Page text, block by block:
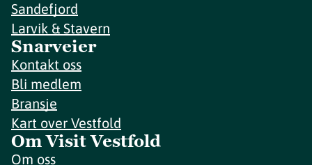
Sandefjord
Larvik & Stavern
Snarveier
Kontakt oss
Bli medlem
Bransje
Kart over Vestfold
Om Visit Vestfold
Om oss